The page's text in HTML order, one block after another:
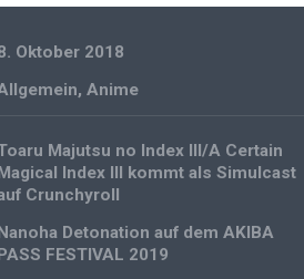
Oktober 2018
,Anime
Majutsu no Index III/A Certain
Index III kommt als Simulcast
Crunchyroll
Detonation auf dem AKIBA
FESTIVAL 2019